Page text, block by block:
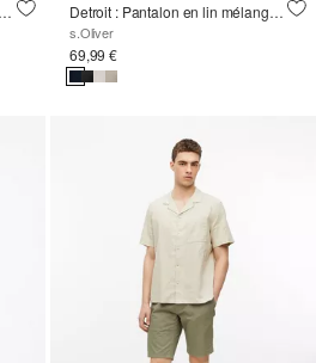
fins avec taille élastique Detroit : Pantalon en lin mélangé, coupe décontractée
s.Oliver
69,99 €